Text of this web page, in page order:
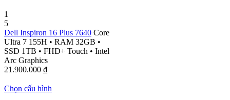
1
5
Dell Inspiron 16 Plus 7640 Core
Ultra 7 155H • RAM 32GB •
SSD 1TB • FHD+ Touch • Intel
Arc Graphics
21.900.000 ₫
Chọn cấu hình